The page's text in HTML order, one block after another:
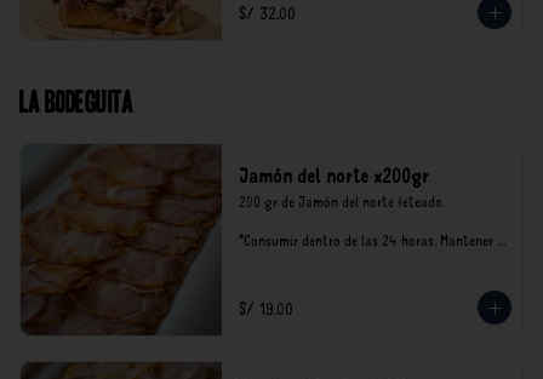
S/ 32.00
La Bodeguita
Jamón del norte x200gr
200 gr de Jamón del norte feteado.
*Consumir dentro de las 24 horas. Mantener
incluyen impuestos de ley y recargo al
consumo.
S/ 19.00